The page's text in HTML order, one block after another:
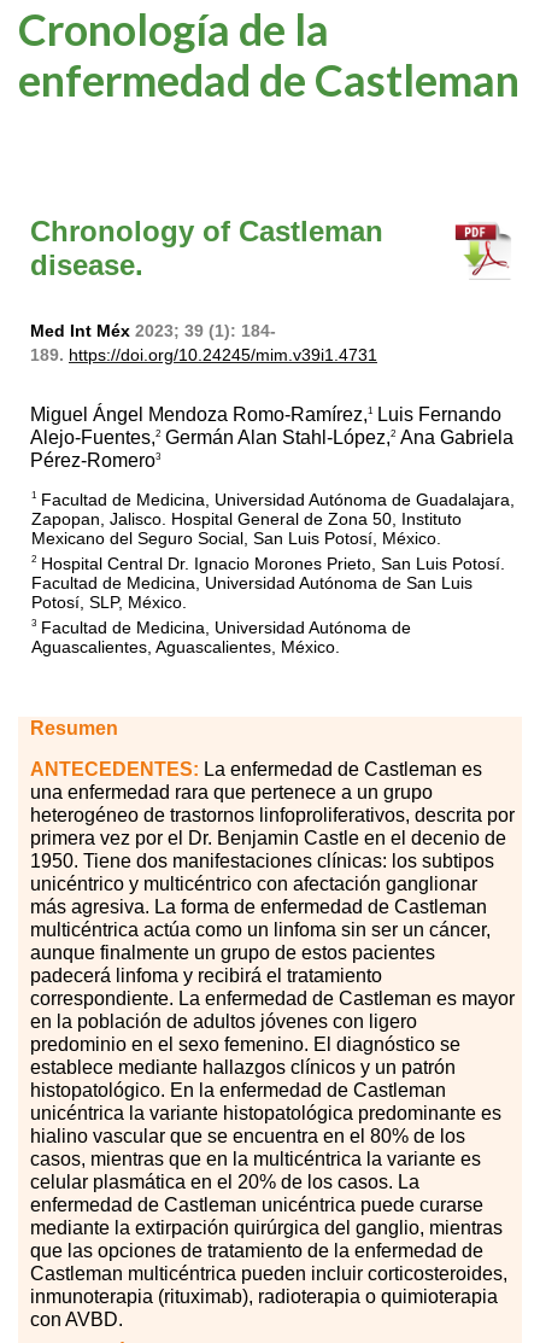
Cronología de la
enfermedad de Castleman
Chronology of Castleman
disease.
Med Int Méx 2023; 39 (1): 184-
189. https://doi.org/10.24245/mim.v39i1.4731
Miguel Ángel Mendoza Romo-Ramírez,1
Luis Fernando
Alejo-Fuentes,2 Germán Alan Stahl-López,2 Ana Gabriela
Pérez-Romero3
1 Facultad de Medicina, Universidad Autónoma de Guadalajara,
Zapopan, Jalisco. Hospital General de Zona 50, Instituto
Mexicano del Seguro Social, San Luis Potosí, México.
2 Hospital Central Dr. Ignacio Morones Prieto, San Luis Potosí.
Facultad de Medicina, Universidad Autónoma de San Luis
Potosí, SLP, México.
3 Facultad de Medicina, Universidad Autónoma de
Aguascalientes, Aguascalientes, México.
Resumen
ANTECEDENTES: La enfermedad de Castleman es
una enfermedad rara que pertenece a un grupo
heterogéneo de trastornos linfoproliferativos, descrita por
primera vez por el Dr. Benjamin Castle en el decenio de
1950. Tiene dos manifestaciones clínicas: los subtipos
unicéntrico y multicéntrico con afectación ganglionar
más agresiva. La forma de enfermedad de Castleman
multicéntrica actúa como un linfoma sin ser un cáncer,
aunque finalmente un grupo de estos pacientes
padecerá linfoma y recibirá el tratamiento
correspondiente. La enfermedad de Castleman es mayor
en la población de adultos jóvenes con ligero
predominio en el sexo femenino. El diagnóstico se
establece mediante hallazgos clínicos y un patrón
histopatológico. En la enfermedad de Castleman
unicéntrica la variante histopatológica predominante es
hialino vascular que se encuentra en el 80% de los
casos, mientras que en la multicéntrica la variante es
celular plasmática en el 20% de los casos. La
enfermedad de Castleman unicéntrica puede curarse
mediante la extirpación quirúrgica del ganglio, mientras
que las opciones de tratamiento de la enfermedad de
Castleman multicéntrica pueden incluir corticosteroides,
inmunoterapia (rituximab), radioterapia o quimioterapia
con AVBD.